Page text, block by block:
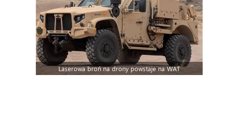
Laserowa broń na drony powstaje na WAT